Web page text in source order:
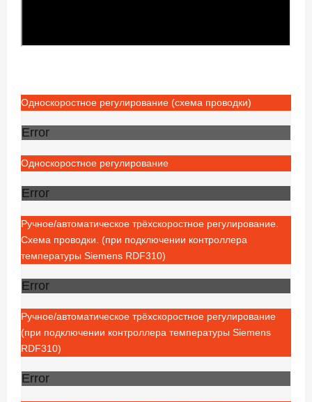
Односкоростное регулирование (схема проводки)
Error
Односкоростное регулирование
Error
Ручное/автоматическое трёхскоростное регулирование.
Cхема проводки. (при подключении контроллера
температуры Siemens RDF310)
Error
Ручное/автоматическое трёхскоростное регулирование
(при подключении контроллера температуры Siemens
RDF310)
Error